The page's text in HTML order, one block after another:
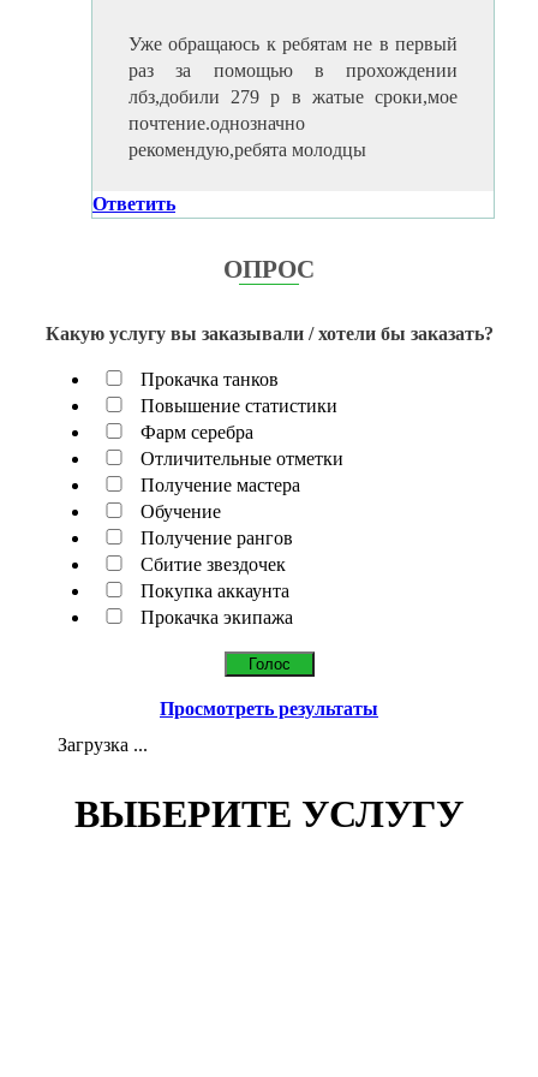
Уже обращаюсь к ребятам не в первый
раз за помощью в прохождении
лбз,добили 279 р в жатые сроки,мое
почтение.однозначно
рекомендую,ребята молодцы
Ответить
ОПРОС
Какую услугу вы заказывали / хотели бы заказать?
Прокачка танков
Повышение статистики
Фарм серебра
Отличительные отметки
Получение мастера
Обучение
Получение рангов
Сбитие звездочек
Покупка аккаунта
Прокачка экипажа
Просмотреть результаты
Загрузка ...
ВЫБЕРИТЕ УСЛУГУ